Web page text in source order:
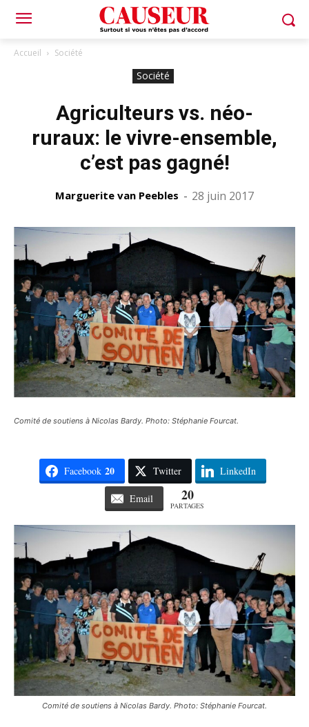
Accueil Société
Société
Agriculteurs vs. néo-
ruraux: le vivre-ensemble,
c’est pas gagné!
Marguerite van Peebles - 28 juin 2017
Comité de soutiens à Nicolas Bardy. Photo: Stéphanie Fourcat.
Facebook 20 Twitter LinkedIn
Email 20
PARTAGES
Comité de soutiens à Nicolas Bardy. Photo: Stéphanie Fourcat.